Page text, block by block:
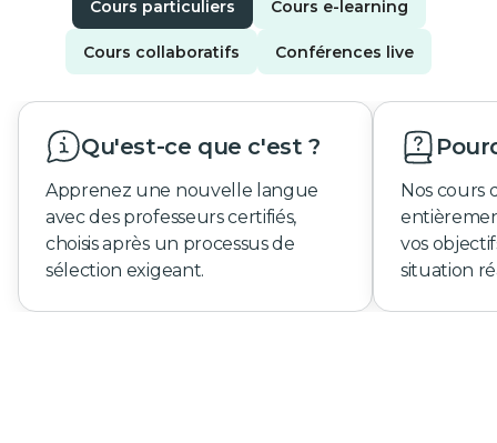
Cours particuliers Cours e-learning
Cours collaboratifs Conférences live
Qu'est-ce que c'est ?
Apprenez une nouvelle langue
avec des professeurs certifiés,
choisis après un processus de
sélection exigeant.
Nos cours
vos
situation